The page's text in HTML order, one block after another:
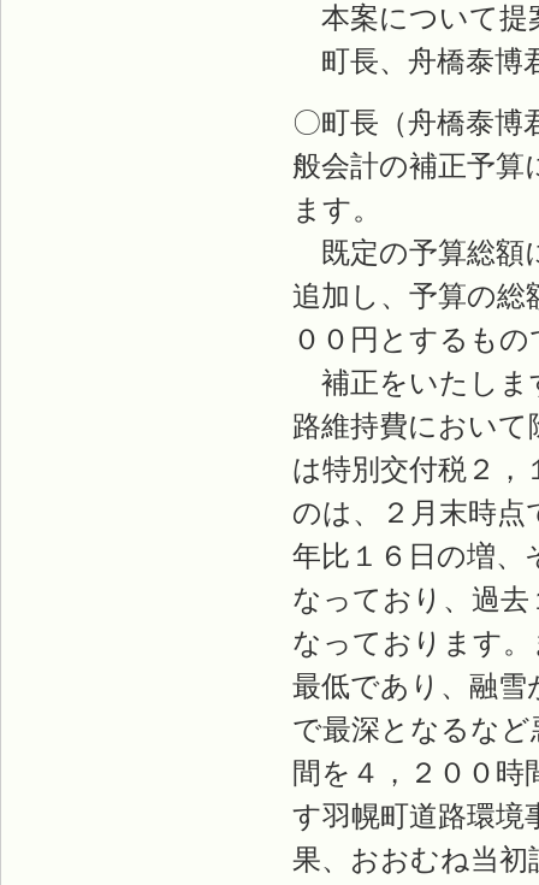
本案について提
町長、舟橋泰博
〇町長（舟橋泰
般会計の補正予
ます。
既定の予算総額
追加し、予算の総
００円とするも
補正をいたしま
路維持費において
は特別交付税２，
のは、２月末時
年比１６日の増、
なっており、過
なっております
最低であり、融雪
で最深となるなど
間を４，２００
す羽幌町道路環境
果、おおむね当